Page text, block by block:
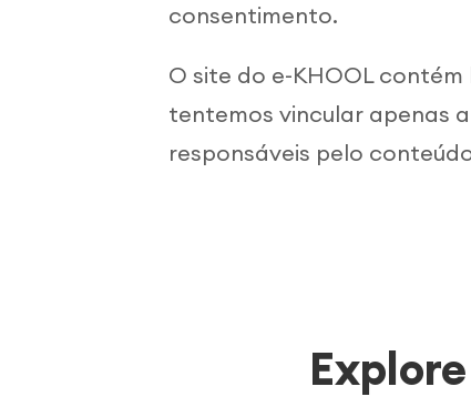
consentimento.
O site do e-KHOOL
tentemos vincular apenas
responsáveis pelo